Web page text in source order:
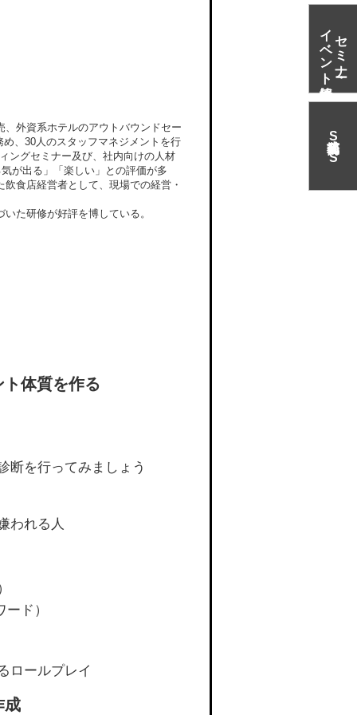
セミナー・
イベント情報
S
N
S
外資系ホテルのアウトバウンドセー
、30人のスタッフマネジメントを行
ングセミナー及び、社内向けの人材
が出る」「楽しい」との評価が多
食店経営者として、現場での経営・
た研修が好評を博している。
体質を作る
断を行ってみましょう
われる人
ド）
ロールプレイ
成